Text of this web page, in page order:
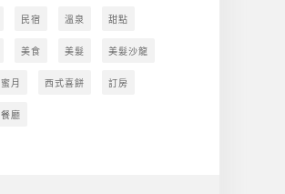
民宿 溫泉 甜點
美食 美髮 美髮沙龍
蜜月 西式喜餅 訂房
餐廳